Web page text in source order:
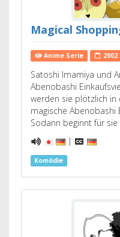
Magical
Anime Serie 2002
Satoshi Imamiya und
Abenobashi
werden sie plötzlich in
magische Abenobashi
Sodann beginnt für
|
Komödie